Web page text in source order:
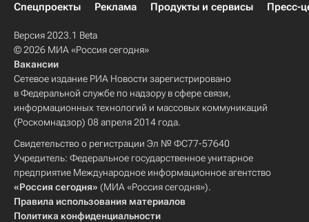
Спецпроекты
Реклама Продукты и сервисы Пресс-
Версия 2023.1 Beta
© 2026 МИА «Россия сегодня»
Вакансии
Сетевое издание РИА Новости зарегистрировано
в Федеральной службе по надзору в сфере связи,
информационных технологий и массовых коммуникаций
(Роскомнадзор) 08 апреля 2014 года.
Свидетельство о регистрации Эл № ФС77-57640
Учредитель: Федеральное государственное унитарное
предприятие Международное информационное агентство
«Россия сегодня» (МИА «Россия сегодня»).
Правила использования материалов
Политика конфиденциальности